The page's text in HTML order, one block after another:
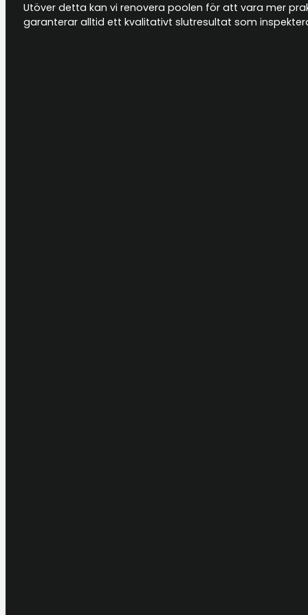
Utöver detta kan vi renovera poolen för att vara mer
garanterar alltid ett kvalitativt slutresultat som